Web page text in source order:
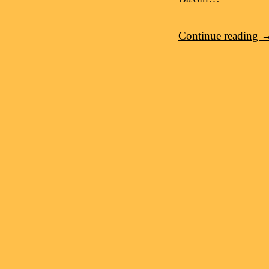
Continue reading